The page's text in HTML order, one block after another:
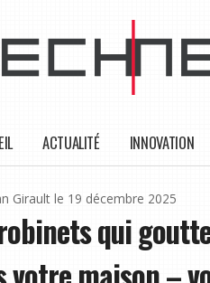
ACTUALITÉ INNOVATION
Girault le 19 décembre 2025
qui